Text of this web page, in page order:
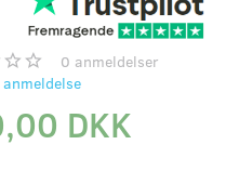
0 anmeldelser
DKK